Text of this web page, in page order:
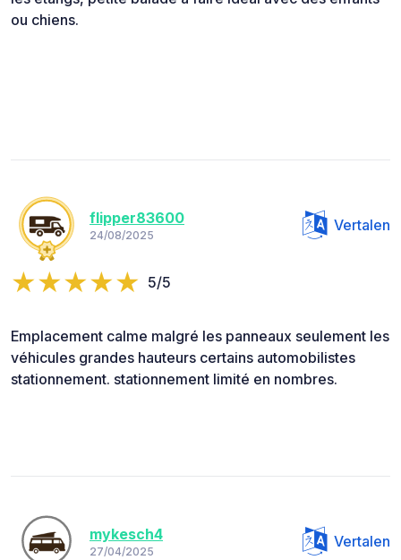
ou chiens.
flipper83600
24/08/2025
Vertalen
5/5
Emplacement calme malgré les panneaux seulement les
véhicules grandes hauteurs certains automobilistes
stationnement. stationnement limité en nombres.
mykesch4
27/04/2025
Vertalen